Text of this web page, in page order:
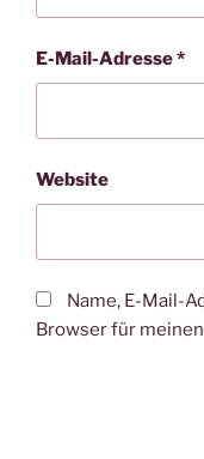
E-Mail-Adresse*
Website
Name, E-Mail-
Browser für